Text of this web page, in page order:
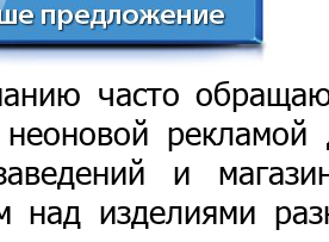
часто
рекламой
и
над изделиями